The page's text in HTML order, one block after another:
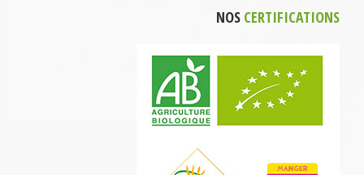
NOS CERTIFICATIONS